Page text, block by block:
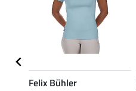
Felix Bühler